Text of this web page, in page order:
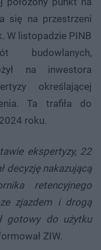
się na przestrzeni
W listopadzie PINB
budowlanych,
na inwestora
określającej
Ta trafiła do
roku.
ekspertyzy, 22
decyzję nakazującą
retencyjnego
zjazdem i drogą
gotowy do użytku
ZIW.